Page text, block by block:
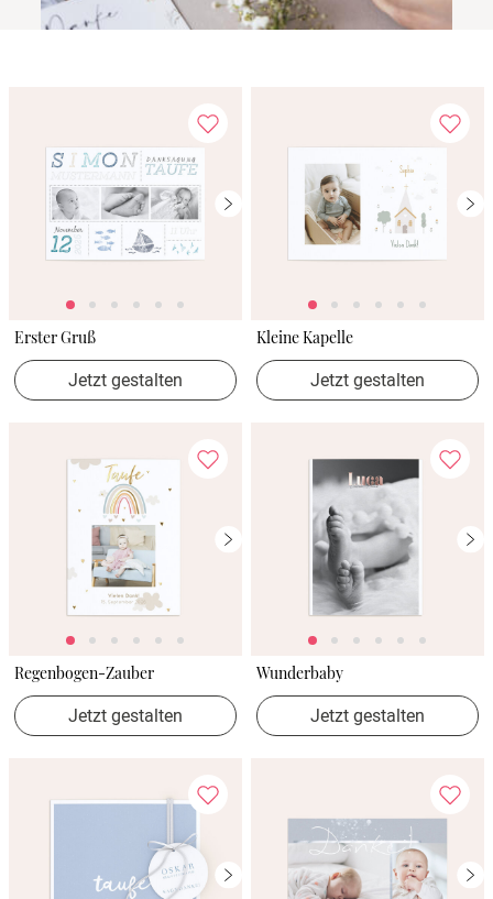
Erster Gruß
Jetzt gestalten
Kleine Kapelle
Jetzt gestalten
Regenbogen-Zauber
Jetzt gestalten
Wunderbaby
Jetzt gestalten